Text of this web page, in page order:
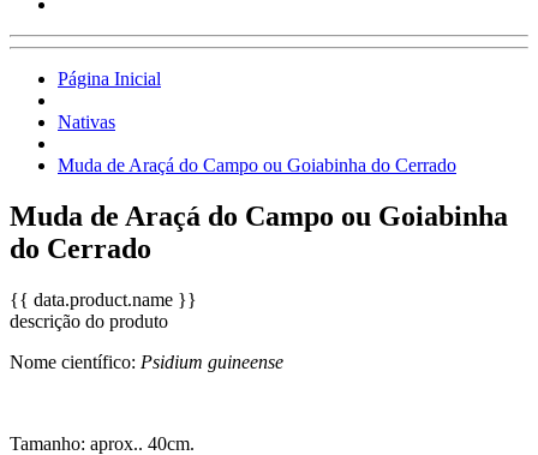
Página Inicial
Nativas
Muda de Araçá do Campo ou Goiabinha do Cerrado
Muda de Araçá do Campo ou Goiabinha
do Cerrado
{{ data.product.name }}
descrição do produto
Nome científico: Psidium guineense
Tamanho: aprox.. 40cm.